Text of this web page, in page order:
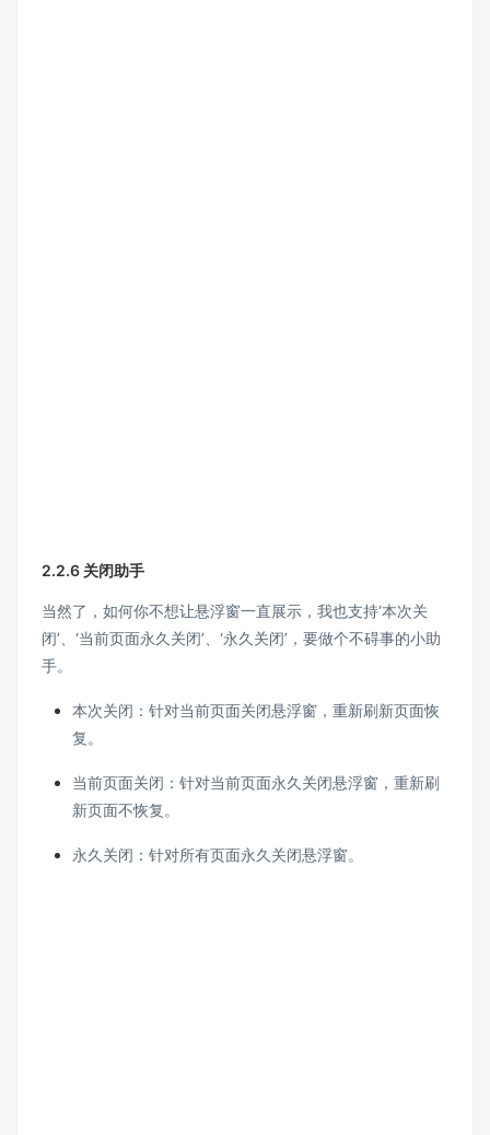
2.2.6 关闭助手
当然了，如何你不想让悬浮窗一直展示，我也支持‘本次关
闭’、‘当前页面永久关闭’、‘永久关闭’，要做个不碍事的小助
手。
本次关闭：针对当前页面关闭悬浮窗，重新刷新页面恢
复。
当前页面关闭：针对当前页面永久关闭悬浮窗，重新刷
新页面不恢复。
永久关闭：针对所有页面永久关闭悬浮窗。